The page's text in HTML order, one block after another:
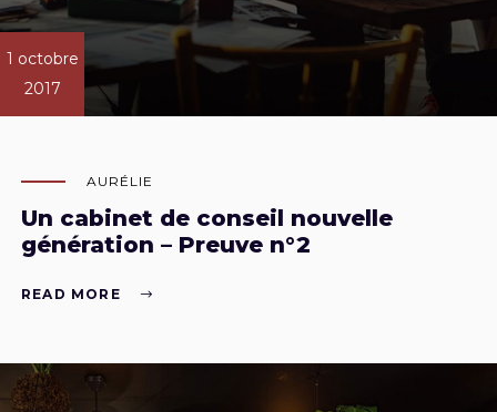
1 octobre
2017
AURÉLIE
Un cabinet de conseil nouvelle
génération – Preuve n°2
READ MORE